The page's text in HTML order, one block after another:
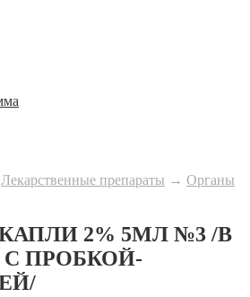
Лекарственные препараты → Органы
2% 5МЛ №3 /В
ПРОБКОЙ-